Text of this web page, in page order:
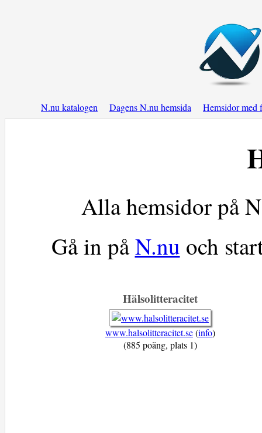
N.nu katalogen Dagens N.nu hemsida Hemsidor med
Alla hemsidor på
Gå in påN.nu och
Hälsolitteracitet
www.halsolitteracitet.se(info)
(885 poäng, plats 1)